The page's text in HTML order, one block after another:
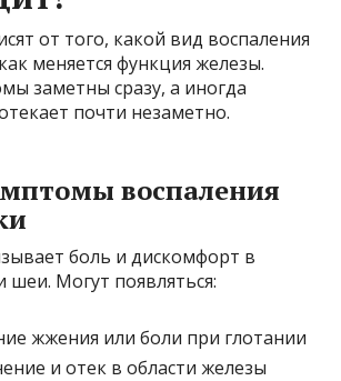
от того, какой вид воспаления
меняется функция железы.
заметны сразу, а иногда
почти незаметно.
воспаления
боль и дискомфорт в
шеи. Могут появляться:
жжения или боли при глотании
и отек в области железы